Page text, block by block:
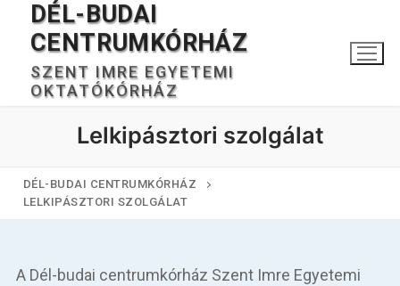
Ugrás
tartalomra
DÉL-BUDAI
CENTRUMKÓRHÁZ
SZENT IMRE EGYETEMI
OKTATÓKÓRHÁZ
Lelkipásztori szolgálat
DÉL-BUDAI CENTRUMKÓRHÁZ
LELKIPÁSZTORI SZOLGÁLAT
A Dél-budai centrumkórház Szent Imre Egyetemi